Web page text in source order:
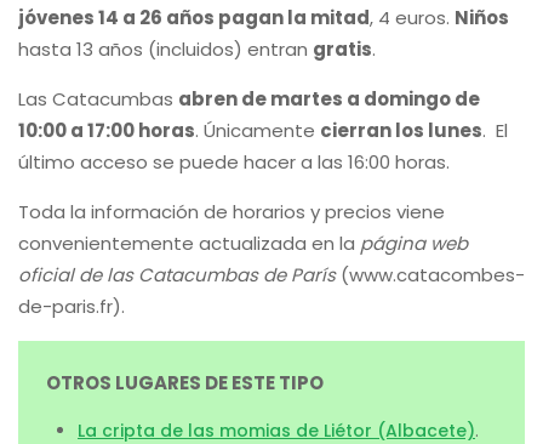
jóvenes 14 a 26 años pagan la mitad, 4 euros. Niños
hasta 13 años (incluidos) entran gratis.
Las Catacumbas abren de martes a domingo de
10:00 a 17:00 horas. Únicamente cierran los lunes. El
último acceso se puede hacer a las 16:00 horas.
Toda la información de horarios y precios viene
convenientemente actualizada en la página web
oficial de las Catacumbas de París(www.catacombes-
de-paris.fr).
OTROS LUGARES DE ESTE TIPO
La cripta de las momias de Liétor (Albacete).